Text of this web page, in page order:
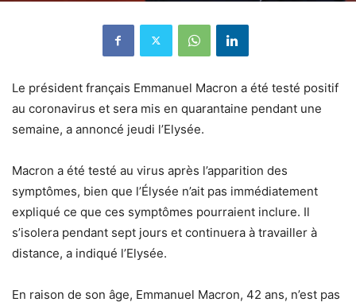
Le président français Emmanuel Macron a été testé positif
au coronavirus et sera mis en quarantaine pendant une
semaine, a annoncé jeudi l’Elysée.
Macron a été testé au virus après l’apparition des
symptômes, bien que l’Élysée n’ait pas immédiatement
expliqué ce que ces symptômes pourraient inclure. Il
s’isolera pendant sept jours et continuera à travailler à
distance, a indiqué l’Elysée.
En raison de son âge, Emmanuel Macron, 42 ans, n’est pas